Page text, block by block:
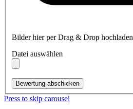
Bilder hier per Drag & Drop hochladen
Datei auswählen
Bewertung abschicken
Press to skip carousel